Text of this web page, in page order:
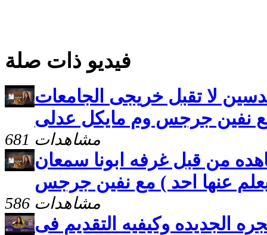
فيديو ذات صلة
لا تقبل خريجى الجامعات
نفين جرجس وم مايكل عدلى
681 مشاهدات
من قبل غرفه ابونا سمعان
يعلم عنها احد ) مع نفين جرجس
586 مشاهدات
الجديده وكيفيه التقديم فى